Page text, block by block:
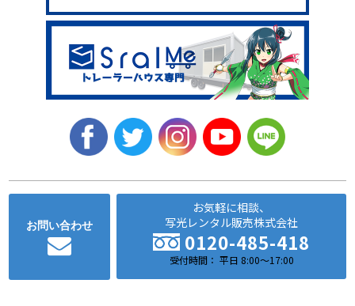
お問い合わせ
お気軽に相談、
写光レンタル販売株式会社
0120-485-418
受付時間： 平日 8:00～17:00